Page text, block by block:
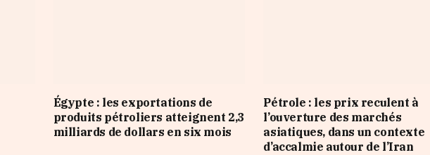
Égypte : les exportations de
produits pétroliers atteignent 2,3
milliards de dollars en six mois
Pétrole : les prix reculent à
l’ouverture des marchés
asiatiques, dans un contexte
d’accalmie autour de l’Iran